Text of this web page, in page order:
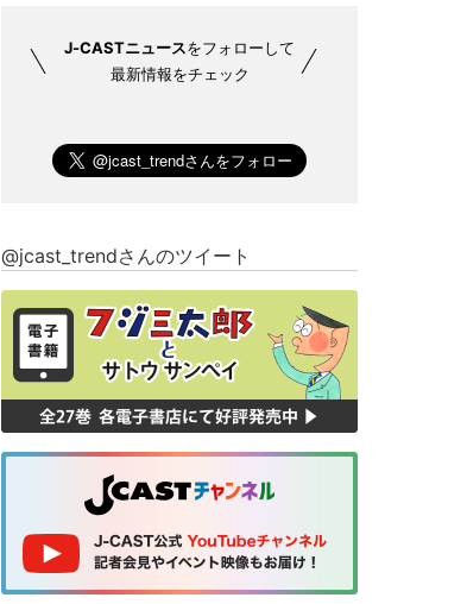
J-CASTニュースをフォローして
最新情報をチェック
@jcast_trendさんのツイート